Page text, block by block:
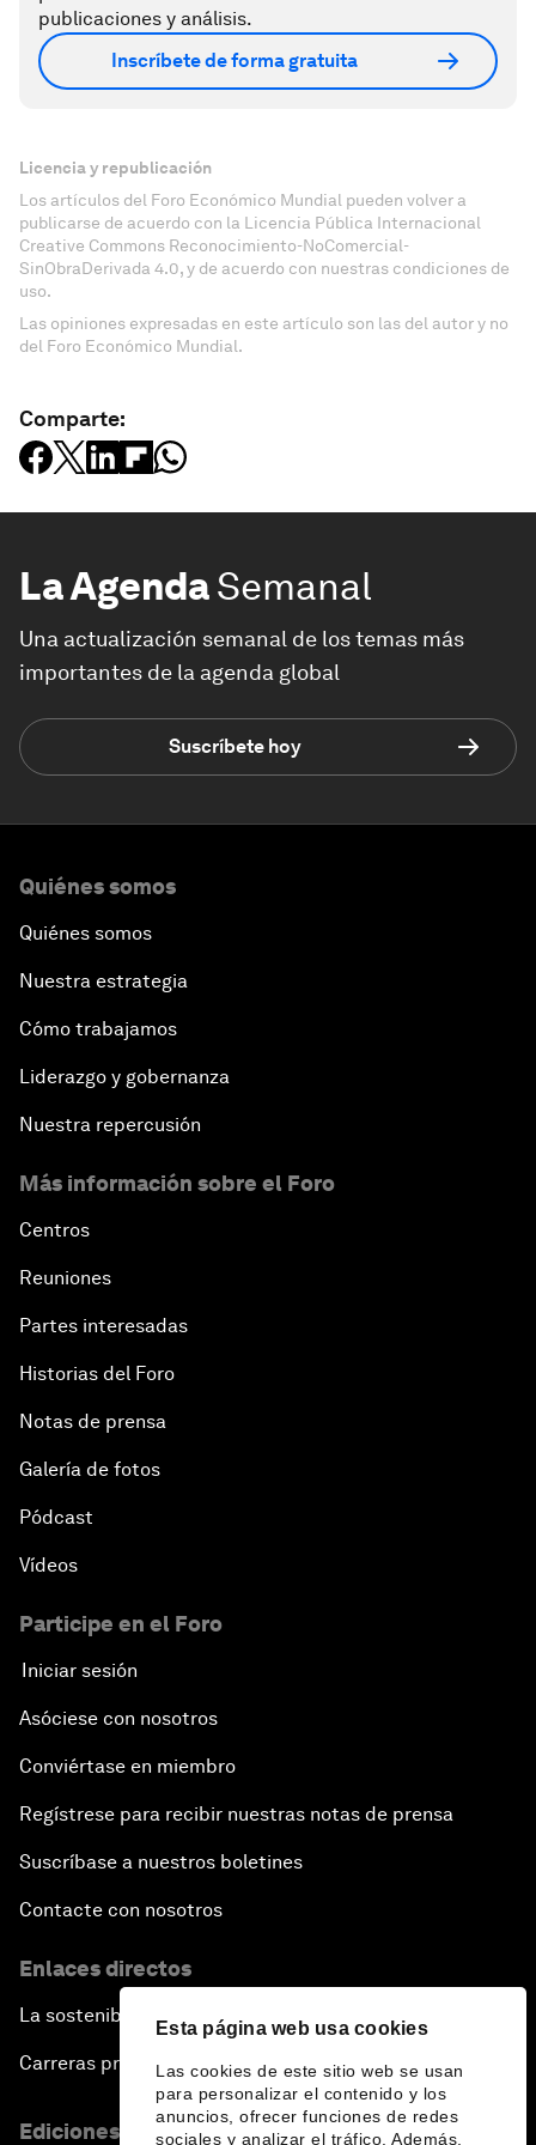
Esta página web usa cookies
Las cookies de este sitio web se usan
para personalizar el contenido y los
anuncios, ofrecer funciones de redes
sociales y analizar el tráfico. Además,
publicaciones y análisis.
Inscríbete de forma gratuita
Licencia y republicación
Los artículos del Foro Económico Mundial pueden volver a
publicarse de acuerdo con la Licencia Pública Internacional
Creative Commons Reconocimiento-NoComercial-
SinObraDerivada 4.0, y de acuerdo con nuestras condiciones de
uso.
Las opiniones expresadas en este artículo son las del autor y no
del Foro Económico Mundial.
Comparte:
La AgendaSemanal
Una actualización semanal de los temas más
importantes de la agenda global
Suscríbete hoy
Quiénes somos
Quiénes somos
Nuestra estrategia
Cómo trabajamos
Liderazgo y gobernanza
Nuestra repercusión
Más información sobre el Foro
Centros
Reuniones
Partes interesadas
Historias del Foro
Notas de prensa
Galería de fotos
Pódcast
Vídeos
Participe en el Foro
Iniciar sesión
Asóciese con nosotros
Conviértase en miembro
Regístrese para recibir nuestras notas de prensa
Suscríbase a nuestros boletines
Contacte con nosotros
Enlaces directos
La sostenibilidad en el Foro
Carreras profesionales
Ediciones en otros idiomas